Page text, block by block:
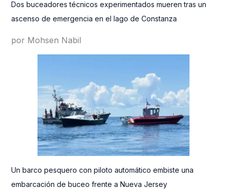
Dos buceadores técnicos experimentados mueren tras un
ascenso de emergencia en el lago de Constanza
por Mohsen Nabil
Un barco pesquero con piloto automático embiste una
embarcación de buceo frente a Nueva Jersey